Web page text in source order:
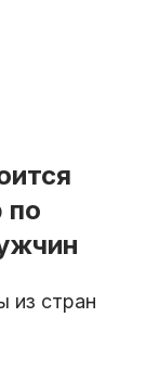
по
из стран